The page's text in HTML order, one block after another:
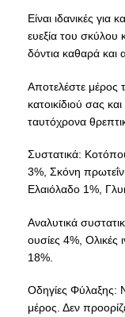
Είναι ιδανικές
ευεξία του σκύλου
δόντια καθαρά και
Αποτελέστε μέρος
κατοικίδιού σας
ταυτόχρονα
Συστατικά:
3%, Σκόνη
Ελαιόλαδο 1%,
Αναλυτικά
ουσίες 4%, Ολικές
18%.
Οδηγίες Φύλαξης:
μέρος. Δεν